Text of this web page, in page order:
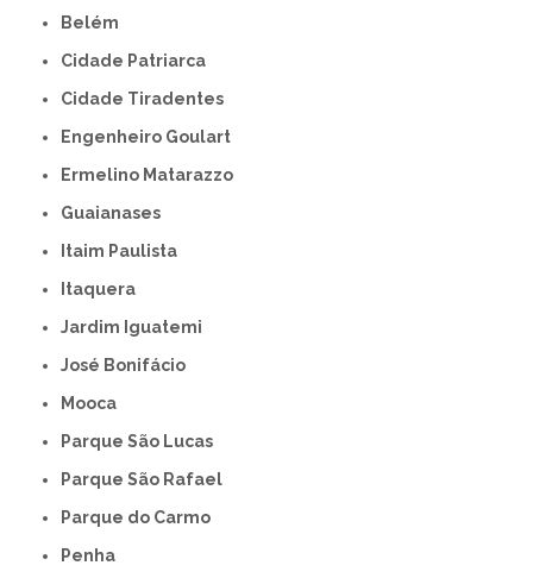
Belém
Cidade Patriarca
Cidade Tiradentes
Engenheiro Goulart
Ermelino Matarazzo
Guaianases
Itaim Paulista
Itaquera
Jardim Iguatemi
José Bonifácio
Mooca
Parque São Lucas
Parque São Rafael
Parque do Carmo
Penha